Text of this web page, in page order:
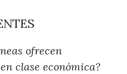
ofrecen
clase económica?